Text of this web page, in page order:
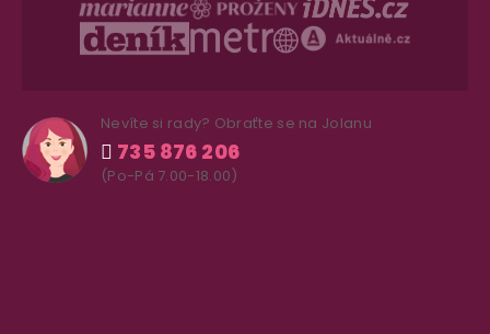
Nevíte si rady? Obraťte se na Jolanu
735 876 206
(Po-Pá 7.00-18.00)